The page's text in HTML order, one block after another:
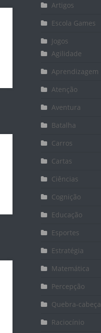
Artigos
Escola Games
Jogos
Agilidade
Aprendizagem
Atenção
Aventura
Batalha
Carros
Cartas
Ciências
Cognição
Educação
Esportes
Estratégia
Matemática
Percepção
Quebra-cabeça
Raciocínio